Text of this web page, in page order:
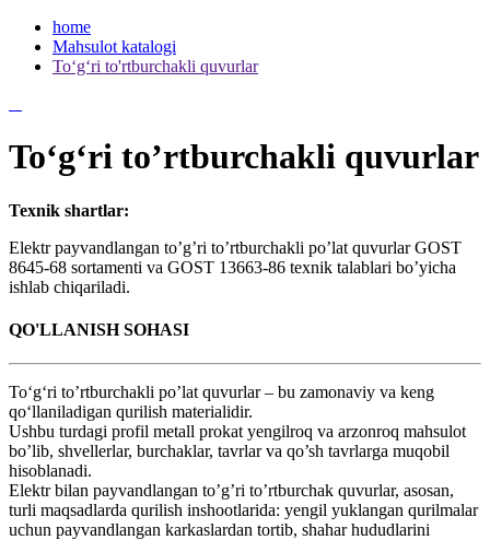
home
Mahsulot katalogi
To‘g‘ri to'rtburchakli quvurlar
To‘g‘ri to’rtburchakli quvurlar
Texnik shartlar:
Elektr payvandlangan to’g’ri to’rtburchakli po’lat quvurlar GOST
8645-68 sortamenti va GOST 13663-86 texnik talablari bo’yicha
ishlab chiqariladi.
QO'LLANISH SOHASI
To‘g‘ri to’rtburchakli po’lat quvurlar – bu zamonaviy va keng
qo‘llaniladigan qurilish materialidir.
Ushbu turdagi profil metall prokat yengilroq va arzonroq mahsulot
bo’lib, shvellerlar, burchaklar, tavrlar va qo’sh tavrlarga muqobil
hisoblanadi.
Elektr bilan payvandlangan to’g’ri to’rtburchak quvurlar, asosan,
turli maqsadlarda qurilish inshootlarida: yengil yuklangan qurilmalar
uchun payvandlangan karkaslardan tortib, shahar hududlarini